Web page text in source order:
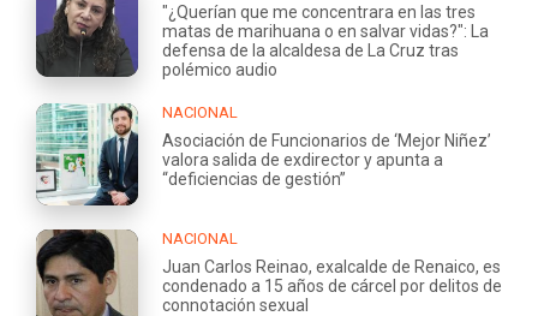
"¿Querían que me concentrara en las tres
matas de marihuana o en salvar vidas?": La
defensa de la alcaldesa de La Cruz tras
polémico audio
NACIONAL
Asociación de Funcionarios de ‘Mejor Niñez’
valora salida de exdirector y apunta a
“deficiencias de gestión”
NACIONAL
Juan Carlos Reinao, exalcalde de Renaico, es
condenado a 15 años de cárcel por delitos de
connotación sexual